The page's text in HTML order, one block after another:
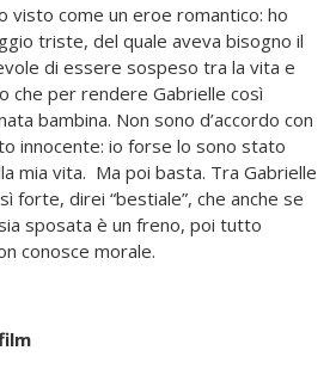
visto come un eroe romantico: ho
triste, del quale aveva bisogno il
di essere sospeso tra la vita e
che per rendere Gabrielle così
bambina. Non sono d’accordo con
innocente: io forse lo sono stato
mia vita. Ma poi basta. Tra Gabrielle
forte, direi “bestiale”, che anche se
sposata è un freno, poi tutto
conosce morale.